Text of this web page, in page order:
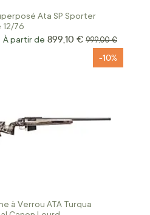
Ata SP Sporter
12/76
À partir de 899,10 € Prix normal
999,00 €
à Verrou ATA Turqua
-10%